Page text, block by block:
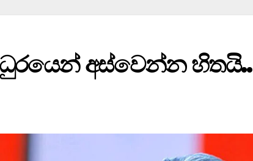
අස්වෙන්න හිතයි..